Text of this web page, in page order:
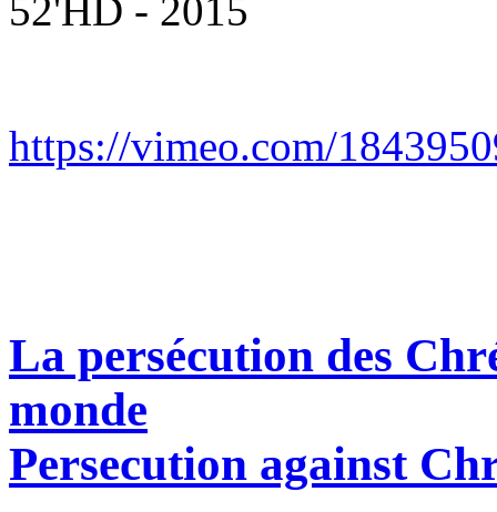
52'HD - 2015
https://vimeo.com/
La persécution des
monde
Persecution against